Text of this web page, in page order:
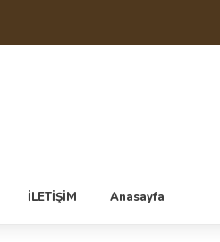
İLETİŞİM Anasayfa